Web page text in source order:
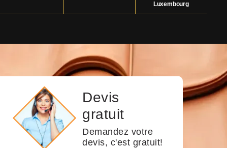
Luxembourg
Devis
gratuit
Demandez votre
devis, c'est gratuit!